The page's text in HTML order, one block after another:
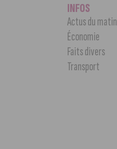
INFOS
Actus du matin
Économie
Faits divers
Transport